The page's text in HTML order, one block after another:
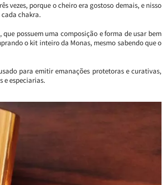
vezes, porque o cheiro era gostoso demais, e nisso
chakra.
possuem uma composição e forma de usar bem
o kit inteiro da Monas, mesmo sabendo que o
para emitir emanações protetoras e curativas,
e especiarias.